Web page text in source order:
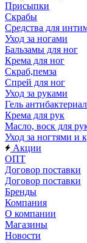
Присыпки
Скрабы
Средства для
Уход за ногами
Бальзамы для ног
Крема для ног
Скраб,пемза
Спрей для ног
Уход за руками
Гель
Крема для рук
Масло, воск для
Уход за ногтями и
Акции
ОПТ
Договор поставки
Договор поставки
Бренды
Компания
О компании
Магазины
Новости